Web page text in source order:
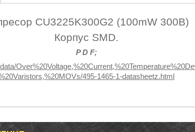
CU3225K300G2 (100mW 300В)
Корпус SMD.
P D F;
495-1465-1-datasheetz.html